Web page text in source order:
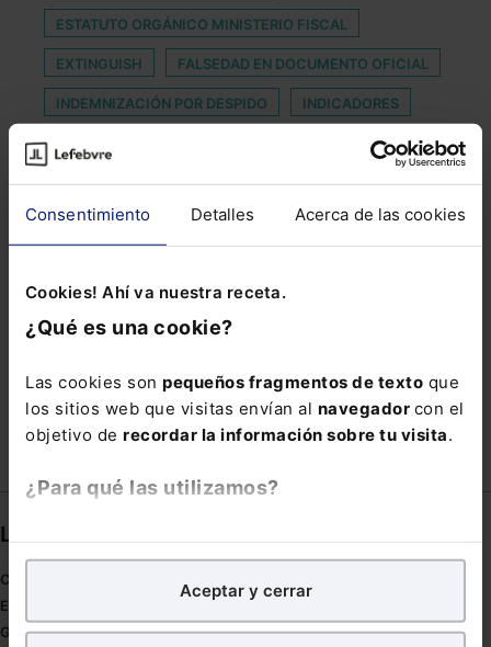
Consentimiento Detalles Acerca de las cookies
Cookies! Ahí va nuestra receta.
¿Qué es una cookie?
Las cookies son pequeños fragmentos de texto que
los sitios web que visitas envían al navegador con el
objetivo de recordar la información sobre tu visita.
¿Para qué las utilizamos?
analíticospara tratar demejorar tu experienciaen
nuestra página web. También con fines publicitarios,
para poder mostrarte publicidad y contenidos de tu
Aceptar y cerrar
ESTATUTO ORGÁNICO MINISTERIO FISCAL
EXTINGUISH FALSEDAD EN DOCUMENTO OFICIAL
INDEMNIZACIÓN POR DESPIDO INDICADORES
INGENIERÍA TÉCNICA INFORMÁTICA IP IVIMA
LICITACIONES NORMAS TRIBUTARIAS
OPERACION ARANA OPERACIONES DIGITALES
PARALELOS REGISTRADOS
RGPD TRIUNA VULNERABLE
Links directos
Coronavirus
Estudio de salud abogacía
Gestión de despachos